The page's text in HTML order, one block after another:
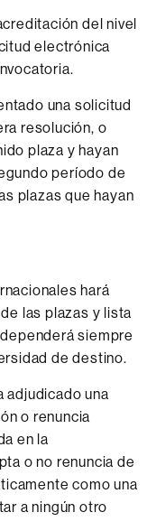
del nivel
electrónica
una solicitud
resolución, o
plaza y hayan
período de
plazas que hayan
hará
las plazas y lista
siempre
de destino.
adjudicado una
o renuncia
en la
o no renuncia de
como una
a ningún otro